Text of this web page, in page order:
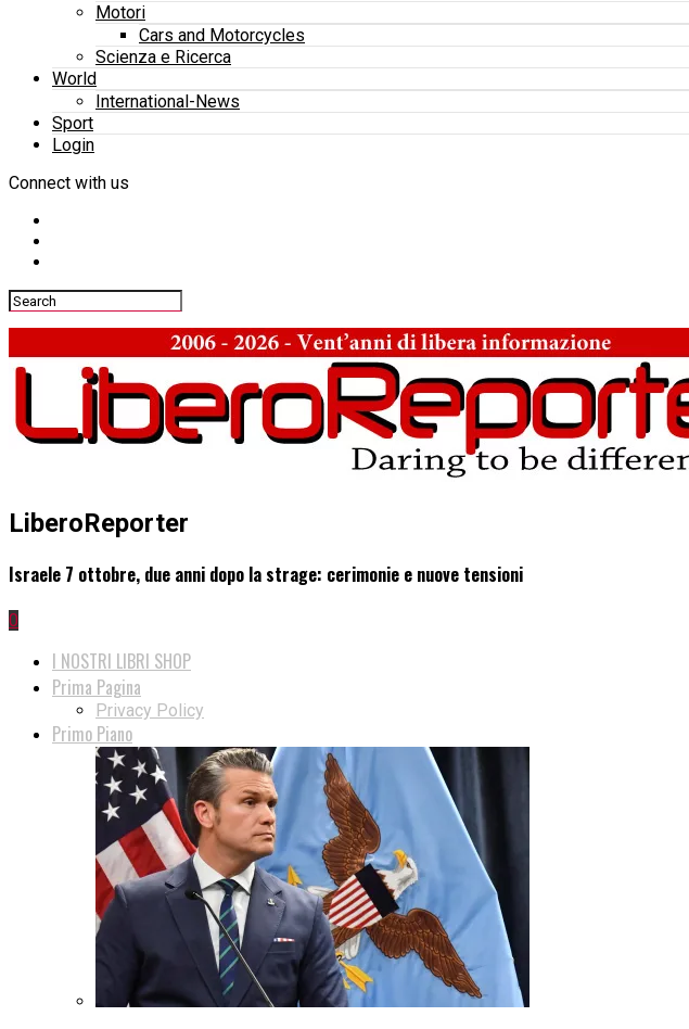
Motori
Cars and Motorcycles
Scienza e Ricerca
World
International-News
Sport
Login
Connect with us
LiberoReporter
Israele 7 ottobre, due anni dopo la strage: cerimonie e nuove tensioni
0
I NOSTRI LIBRI SHOP
Prima Pagina
Privacy Policy
Primo Piano